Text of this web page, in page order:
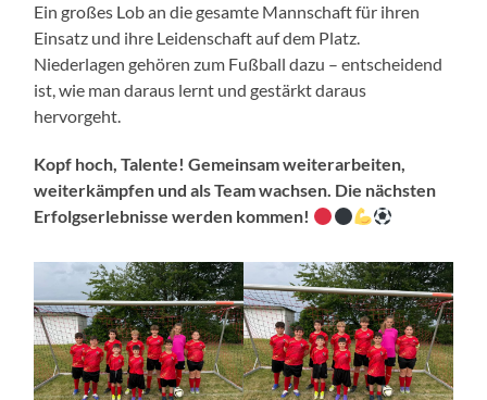
Ein großes Lob an die gesamte Mannschaft für ihren
Einsatz und ihre Leidenschaft auf dem Platz.
Niederlagen gehören zum Fußball dazu – entscheidend
ist, wie man daraus lernt und gestärkt daraus
hervorgeht.
Kopf hoch, Talente! Gemeinsam weiterarbeiten,
weiterkämpfen und als Team wachsen. Die nächsten
Erfolgserlebnisse werden kommen!